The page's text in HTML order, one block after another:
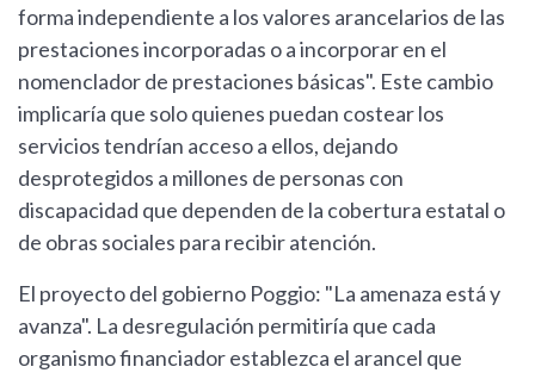
forma independiente a los valores arancelarios de las
prestaciones incorporadas o a incorporar en el
nomenclador de prestaciones básicas". Este cambio
implicaría que solo quienes puedan costear los
servicios tendrían acceso a ellos, dejando
desprotegidos a millones de personas con
discapacidad que dependen de la cobertura estatal o
de obras sociales para recibir atención.
El proyecto del gobierno Poggio: "La amenaza está y
avanza". La desregulación permitiría que cada
organismo financiador establezca el arancel que